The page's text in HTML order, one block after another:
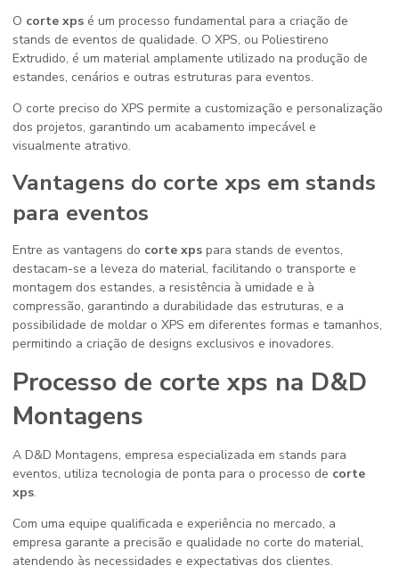
O corte xps é um processo fundamental para a criação de
stands de eventos de qualidade. O XPS, ou Poliestireno
Extrudido, é um material amplamente utilizado na produção de
estandes, cenários e outras estruturas para eventos.
O corte preciso do XPS permite a customização e personalização
dos projetos, garantindo um acabamento impecável e
visualmente atrativo.
Vantagens do corte xps em stands
para eventos
Entre as vantagens do corte xps para stands de eventos,
destacam-se a leveza do material, facilitando o transporte e
montagem dos estandes, a resistência à umidade e à
compressão, garantindo a durabilidade das estruturas, e a
possibilidade de moldar o XPS em diferentes formas e tamanhos,
permitindo a criação de designs exclusivos e inovadores.
Processo de corte xps na D&D
Montagens
A D&D Montagens, empresa especializada em stands para
eventos, utiliza tecnologia de ponta para o processo de corte
xps.
Com uma equipe qualificada e experiência no mercado, a
empresa garante a precisão e qualidade no corte do material,
atendendo às necessidades e expectativas dos clientes.